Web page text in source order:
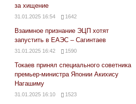
за хищение
31.01.2025 16:54 1642
Взаимное признание ЭЦП хотят
запустить в ЕАЭС – Сагинтаев
31.01.2025 16:42 1590
Токаев принял специального советника
премьер-министра Японии Акихису
Нагашиму
31.01.2025 16:10 1523